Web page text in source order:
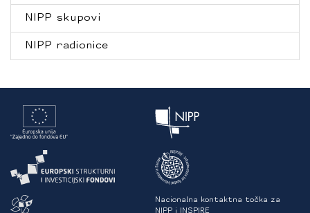
NIPP skupovi
NIPP radionice
Nacionalna kontaktna točka za
NIPP i INSPIRE